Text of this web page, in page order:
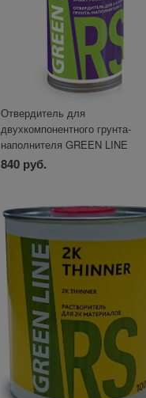
Отвердитель для
двухкомпонентного грунта-
наполнителя GREEN LINE
HARDENER SMART FILLER 3:1
250 мл
840 руб.